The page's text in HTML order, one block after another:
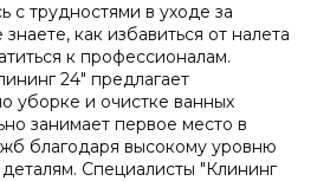
с трудностями в уходе за
как избавиться от налета
к профессионалам.
24" предлагает
уборке и очистке ванных
занимает первое место в
благодаря высокому уровню
Специалисты "Клининг